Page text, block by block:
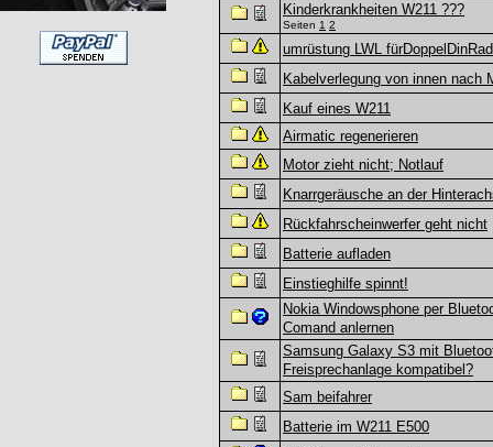
Kinderkrankheiten W211 ???
Seiten 1 2
umrüstung LWL
Kabelverlegung von innen nach
Kauf eines W211
Airmatic regenerieren
Motor zieht nicht; Notlauf
Knarrgeräusche an der
Rückfahrscheinwerfer geht nicht
Batterie aufladen
Einstieghilfe spinnt!
Nokia Windowsphone per
Comand anlernen
Samsung Galaxy S3 mit
Freisprechanlage kompatibel?
Sam beifahrer
Batterie im W211 E500